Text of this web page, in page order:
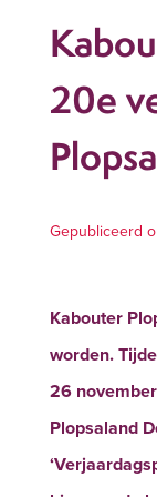
20e
Gepubliceerd
Kabouter
worden.
26
Plopsaland